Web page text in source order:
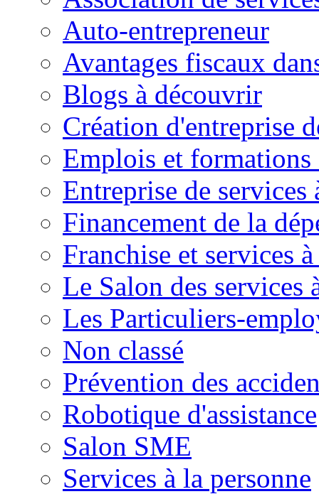
Auto-entrepreneur
Avantages fiscaux
Blogs à découvrir
Création d'entreprise
Emplois et formations
Entreprise de services
Financement de la
Franchise et services
Le Salon des services
Les Particuliers-
Non classé
Prévention des
Robotique d'assistance
Salon SME
Services à la personne